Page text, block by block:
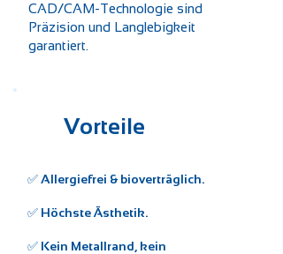
CAD/CAM-Technologie sind
Präzision und Langlebigkeit
garantiert.
Vorteile
✅ Allergiefrei & bioverträglich.
✅ Höchste Ästhetik.
✅ Kein Metallrand, kein